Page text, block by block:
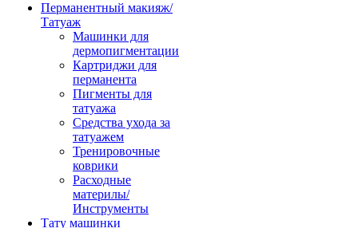
Перманентный макияж/
Татуаж
Машинки для
дермопигментации
Картриджи для
перманента
Пигменты для
татуажа
Средства ухода за
татуажем
Тренировочные
коврики
Расходные
материлы/
Инструменты
Тату машинки